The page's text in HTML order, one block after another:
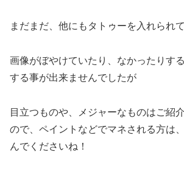
まだまだ、他にもタトゥーを入れられ
画像がぼやけていたり、なかったりす
する事が出来ませんでしたが
目立つものや、メジャーなものはご紹
ので、 ペイントなどでマネされる方は
んでくださいね！